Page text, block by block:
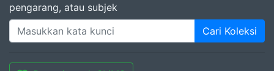
pengarang, atau subjek
Cari Koleksi